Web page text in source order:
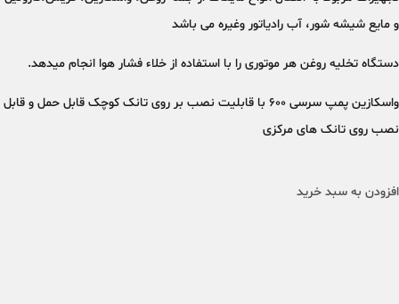
و مایع شیشه شور، آب رادیاتور وغیره می باشد
دستگاه تخلیه روغن هر موتوری را با استفاده از خلاء فشار هوا انجام میدهد.
واسکازین پمپ سرسی 600 با قابلیت نصب بر روی تانک کوچک قابل حمل و قابل
نصب روی تانک های مرکزی
افزودن به سبد خرید